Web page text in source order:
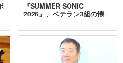
『SUMMER SONIC
2026』、ベテラン3組の懐…